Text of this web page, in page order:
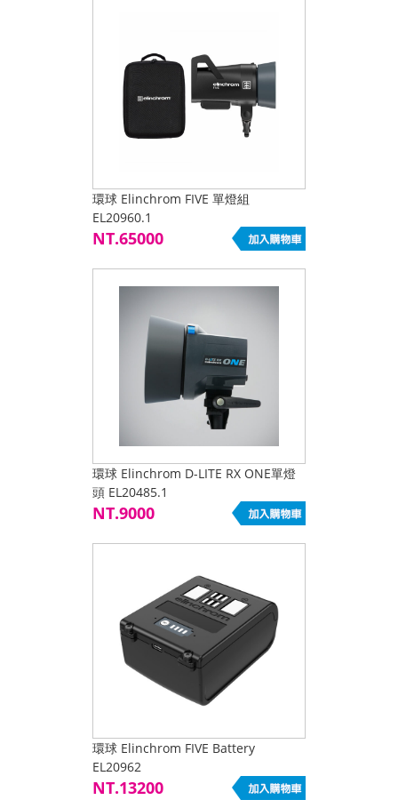
環球 Elinchrom FIVE 單燈組
EL20960.1
NT.65000
環球 Elinchrom D-LITE RX ONE單燈
頭 EL20485.1
NT.9000
環球 Elinchrom FIVE Battery
EL20962
NT.13200